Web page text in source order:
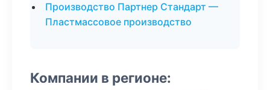
Производство Партнер Стандарт —
Пластмассовое производство
Компании в регионе: